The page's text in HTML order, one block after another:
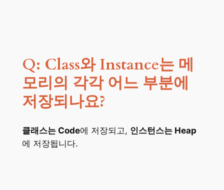
Q: Class와 Instance는 메
모리의 각각 어느 부분에
저장되나요?
클래스는 Code에 저장되고, 인스턴스는 Heap
에 저장됩니다.